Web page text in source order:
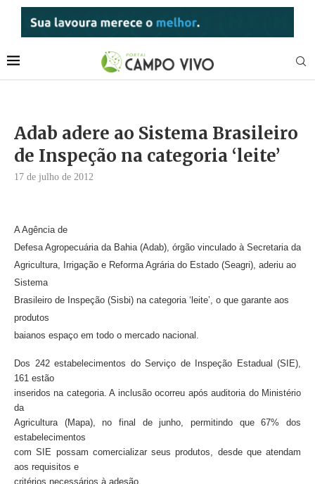
Adab adere ao Sistema Brasileiro
de Inspeção na categoria ‘leite’
17 de julho de 2012
A Agência de
Defesa Agropecuária da Bahia (Adab), órgão vinculado à Secretaria da
Agricultura, Irrigação e Reforma Agrária do Estado (Seagri), aderiu ao
Sistema
Brasileiro de Inspeção (Sisbi) na categoria ‘leite’, o que garante aos
produtos
baianos espaço em todo o mercado nacional.
Dos 242 estabelecimentos do Serviço de Inspeção Estadual (SIE),
161 estão
inseridos na categoria. A inclusão ocorreu após auditoria do Ministério
da
Agricultura (Mapa), no final de junho, permitindo que 67% dos
estabelecimentos
com SIE possam comercializar seus produtos, desde que atendam
aos requisitos e
critérios necessários à adesão.